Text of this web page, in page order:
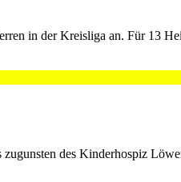
in der Kreisliga an. Für 13
des Kinderhospiz